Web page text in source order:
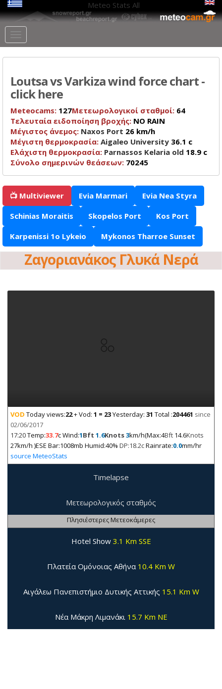
Meteo Stats All
Loutsa vs Varkiza wind force chart -
click here
Meteocams: 127Μετεωρολογικοί σταθμοί: 64
Τελευταία ειδοποίηση βροχής: NO RAIN
Μέγιστος άνεμος: Naxos Port 26 km/h
Μέγιστη θερμοκρασία: Aigaleo University 36.1 c
Ελάχιστη θερμοκρασία: Parnassos Kelaria old 18.9 c
Σύνολο σημερινών θεάσεων: 70245
📺 Multiviewer Evia Marmari Evia Nea Styra
Schinias Moraitis Skopelos Port Kos Port
Karpenissi 1o Lykeio Mykonos Tharroe Sunset
Ζαγοριανάκος Γλυκά Νερά
VOD Today views:22+ Vod: 1 = 23Yesterday: 31 Total :204461 since
02/06/2017
17:20Temp:33.7c Wind:1Bft 1.6Knots3km/h(Max:4Bft 14.6Knots
27km/h )ESE Bar:1008mb Humid:40% DP:18.2cRainrate:0.0mm/hr
source MeteoStats
Timelapse
Μετεωρολογικός σταθμός
Πλησιέστερες Μετεοκάμερες
Hotel Show 3.1 Km SSE
Πλατεία Ομόνοιας Αθήνα 10.4 Km W
Αιγάλεω Πανεπιστήμιο Δυτικής Αττικής 15.1 Km W
Νέα Μάκρη Λιμανάκι 15.7 Km NE